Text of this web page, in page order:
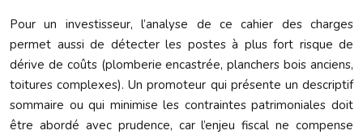
Pour un investisseur, l’analyse de ce cahier des charges
permet aussi de détecter les postes à plus fort risque de
dérive de coûts (plomberie encastrée, planchers bois anciens,
toitures complexes). Un promoteur qui présente un descriptif
sommaire ou qui minimise les contraintes patrimoniales doit
être abordé avec prudence, car l’enjeu fiscal ne compense